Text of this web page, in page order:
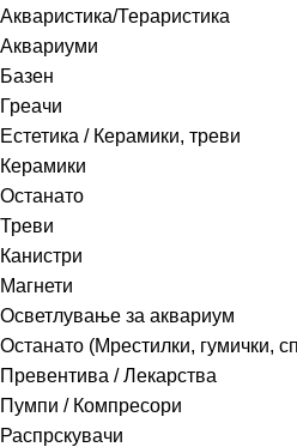
Акваристика/Тераристика
Аквариуми
Базен
Греачи
Естетика / Керамики, треви
Керамики
Останато
Треви
Канистри
Магнети
Осветлување за аквариум
Останато (Мрестилки, гумички,
Превентива / Лекарства
Пумпи / Компресори
Распрскувачи